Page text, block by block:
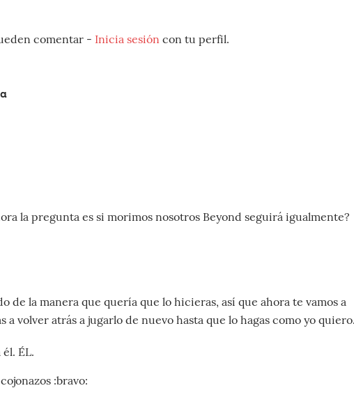
comentar - Inicia sesión con tu perfil.
la pregunta es si morimos nosotros Beyond seguirá igualmente?
de la manera que quería que lo hicieras, así que ahora te vamos a
a volver atrás a jugarlo de nuevo hasta que lo hagas como yo quiero.
ÉL.
:bravo: